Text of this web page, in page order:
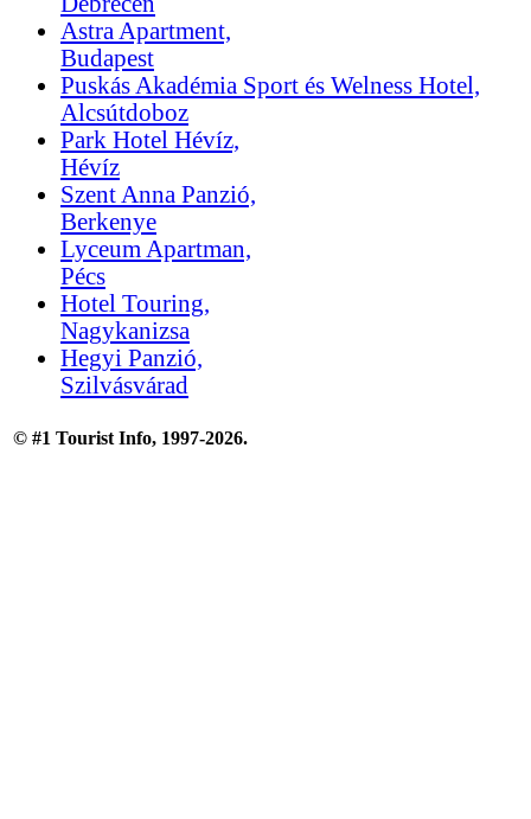
Astra Apartment,
Budapest
Puskás Akadémia Sport és Welness Hotel,
Alcsútdoboz
Park Hotel Hévíz,
Hévíz
Szent Anna Panzió,
Berkenye
Lyceum Apartman,
Pécs
Hotel Touring,
Nagykanizsa
Hegyi Panzió,
Szilvásvárad
© #1 Tourist Info, 1997-2026.